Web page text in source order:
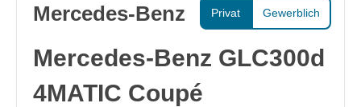
Privat Gewerblich
Mercedes-Benz
Mercedes-Benz GLC300d
4MATIC Coupé